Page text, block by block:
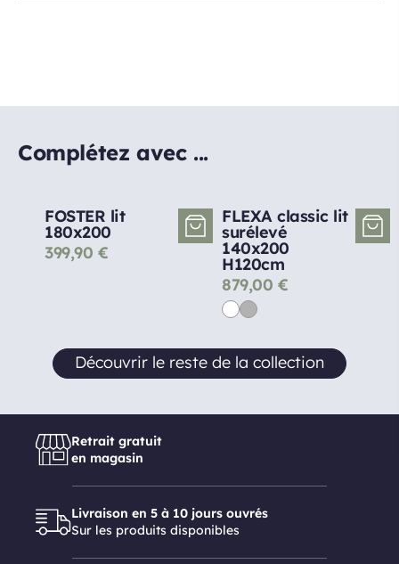
Complétez avec ...
FOSTER lit
180x200
399,90 €
FLEXA classic lit
surélevé
140x200
H120cm
879,00 €
Découvrir le reste de la collection
Retrait gratuit
en magasin
Livraison en 5 à 10 jours ouvrés
Sur les produits disponibles